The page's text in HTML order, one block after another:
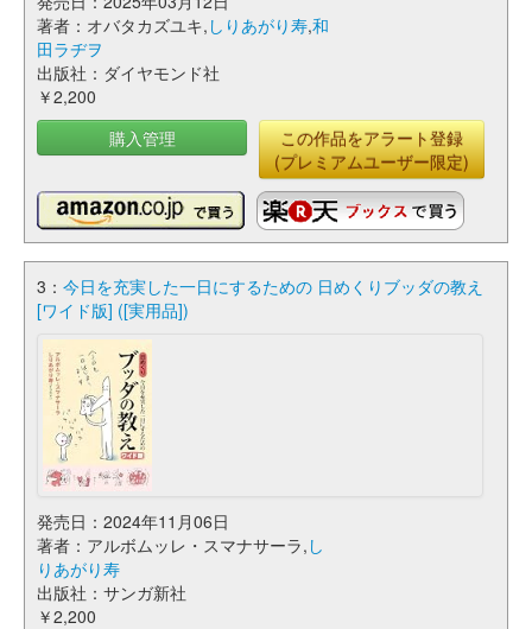
著者：オバタカズユキ, しりあがり寿,和
田ラヂヲ
出版社：ダイヤモンド社
￥2,200
購入管理
この作品をアラート登録
(プレミアムユーザー限定)
3： 今日を充実した一日にするための 日めくりブッダの教え
[ワイド版] ([実用品])
発売日：2024年11月06日
著者：アルボムッレ・スマナサーラ, し
りあがり寿
出版社：サンガ新社
￥2,200